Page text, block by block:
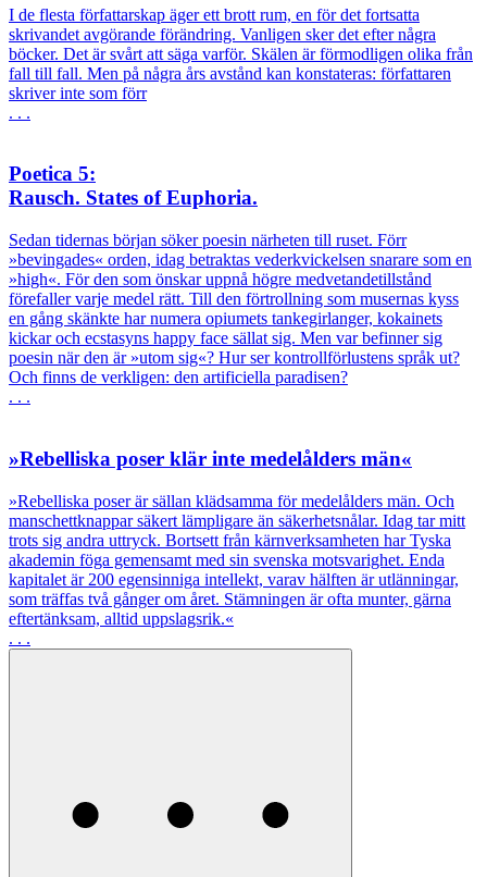
I de flesta författarskap äger ett brott rum, en för det fortsatta
skrivandet avgörande förändring. Vanligen sker det efter några
böcker. Det är svårt att säga varför. Skälen är förmodligen olika från
fall till fall. Men på några års avstånd kan konstateras: författaren
skriver inte som förr
. . .
Poetica 5:
Rausch. States of Euphoria.
Sedan tidernas början söker poesin närheten till ruset. Förr
»bevingades« orden, idag betraktas vederkvickelsen snarare som en
»high«. För den som önskar uppnå högre medvetandetillstånd
förefaller varje medel rätt. Till den förtrollning som musernas kyss
en gång skänkte har numera opiumets tankegirlanger, kokainets
kickar och ecstasyns happy face sällat sig. Men var befinner sig
poesin när den är »utom sig«? Hur ser kontrollförlustens språk ut?
Och finns de verkligen: den artificiella paradisen?
. . .
»Rebelliska poser klär inte medelålders män«
»Rebelliska poser är sällan klädsamma för medelålders män. Och
manschettknappar säkert lämpligare än säkerhetsnålar. Idag tar mitt
trots sig andra uttryck. Bortsett från kärnverksamheten har Tyska
akademin föga gemensamt med sin svenska motsvarighet. Enda
kapitalet är 200 egensinniga intellekt, varav hälften är utlänningar,
som träffas två gånger om året. Stämningen är ofta munter, gärna
eftertänksam, alltid uppslagsrik.«
. . .